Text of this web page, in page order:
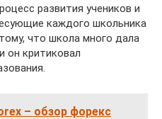
развития учеников и
каждого школьника
что школа много дала
он критиковал
– обзор форекс